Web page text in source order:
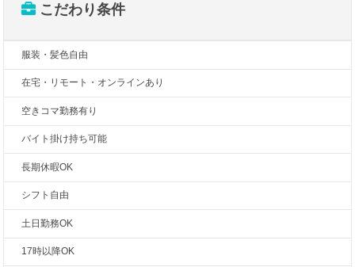
こだわり条件
服装・髪色自由
在宅・リモート・オンラインあり
空きコマ勤務有り
バイト掛け持ち可能
長期休暇OK
シフト自由
土日勤務OK
17時以降OK